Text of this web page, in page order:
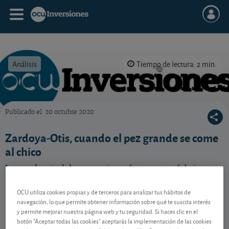
Análisis Tiempo de lectura: 2 min.
Publicado el 20 octubre 2020
Zardoya-Otis, cuando el pez grande se come
al chico
La pandemia del coronavirus afecta a este fabricante
ahora la crisis no se refleje demasiado en sus
resultados.
OCU utiliza cookies propias y de terceros para analizar tus hábitos de
navegación, lo que permite obtener información sobre qué te suscita interés
y permite mejorar nuestra página web y tu seguridad. Si haces clic en el
botón "Aceptar todas las cookies" aceptarás la implementación de las cookies